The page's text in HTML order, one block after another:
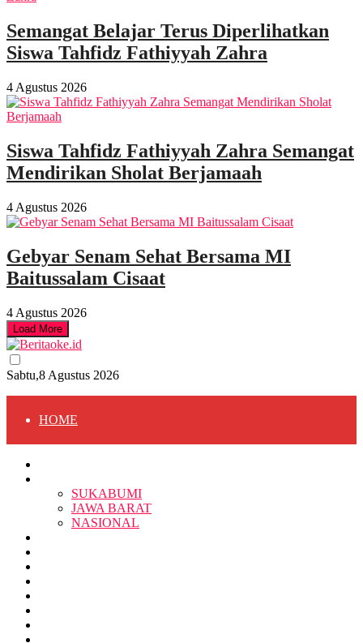
Semangat Belajar Terus Diperlihatkan
Siswa Tahfidz Fathiyyah Zahra
4 Agustus 2026
Siswa Tahfidz Fathiyyah Zahra Semangat
Mendirikan Sholat Berjamaah
4 Agustus 2026
Gebyar Senam Sehat Bersama MI
Baitussalam Cisaat
4 Agustus 2026
Load More
Sabtu,8 Agustus 2026
HOME
SUKABUMI
SUKABUMI
JAWA BARAT
NASIONAL